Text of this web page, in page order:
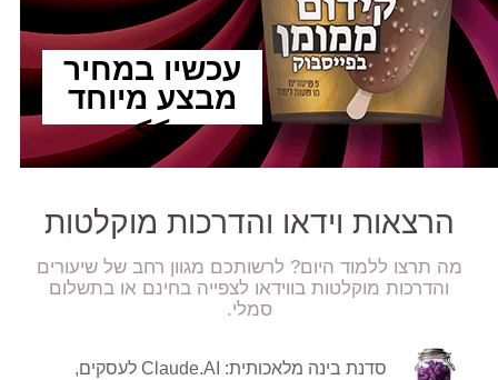
עכשיו במחיר
מבצע מיוחד
>>
הרצאות וידאו והדרכות מוקלטות
מה תרצו ללמוד היום? לרשותכם מגוון רחב של שיעורים
והדרכות מוקלטות בווידאו לצפייה בחינם או בתשלום
סמלי.
סדנת בינה מלאכותית: Claude.AI לעסקים,